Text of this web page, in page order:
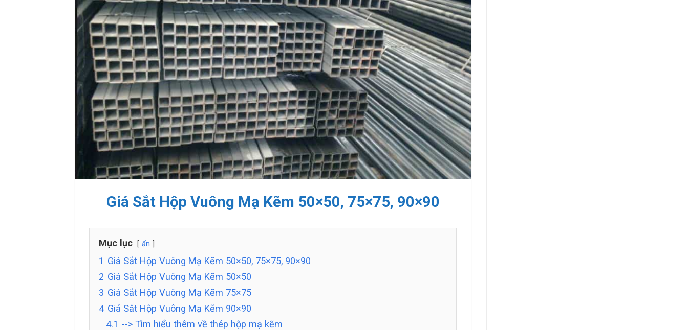
Giá Sắt Hộp Vuông Mạ Kẽm 50×50, 75×75, 90×90
Mục lục ẩn
1 Giá Sắt Hộp Vuông Mạ Kẽm 50×50, 75×75, 90×90
2 Giá Sắt Hộp Vuông Mạ Kẽm 50×50
3 Giá Sắt Hộp Vuông Mạ Kẽm 75×75
4 Giá Sắt Hộp Vuông Mạ Kẽm 90×90
4.1 --> Tìm hiểu thêm về thép hộp mạ kẽm